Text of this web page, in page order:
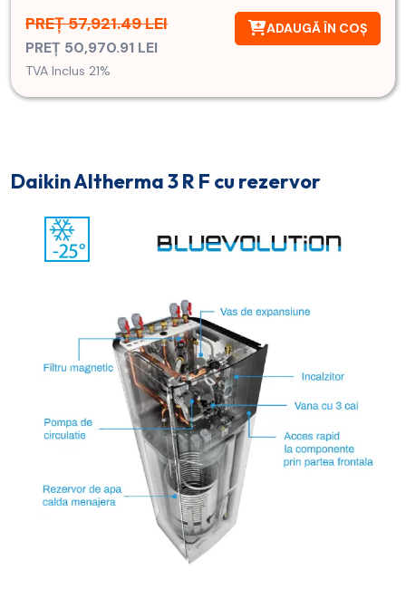
PREȚ 57,921.49 LEI
PREȚ 50,970.91 LEI
TVA Inclus 21%
ADAUGĂ ÎN COȘ
Daikin Altherma 3 R F cu rezervor